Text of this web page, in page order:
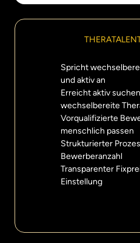
Spricht
und aktiv an
Erreicht aktiv
wechselbereite
Vorqualifizierte
menschlich passen
Strukturierter
Bewerberanzahl
Transparenter
Einstellung